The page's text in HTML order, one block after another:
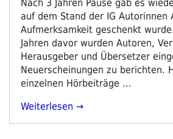
Morgner-
Literaturpreis
2023“
Nach 3 Jahren Pause gab es
auf dem Stand der IG Autorinnen
Aufmerksamkeit geschenkt
Jahren davor wurden Autoren,
Herausgeber und Übersetzer
Neuerscheinungen zu berichten.
einzelnen Hörbeiträge …
„literadio
Weiterlesen